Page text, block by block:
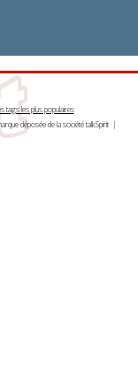
tags les plus populaires
déposée de la société talkSpirit |